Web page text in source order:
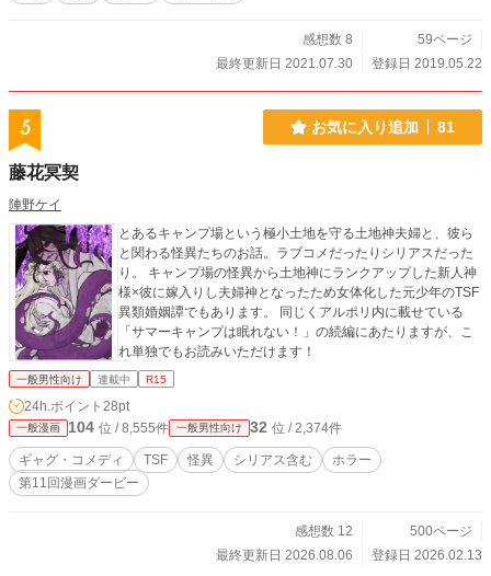
感想数 8
59ページ
最終更新日 2021.07.30
登録日 2019.05.22
5 お気に入り追加 81
藤花冥契
陣野ケイ
とあるキャンプ場という極小土地を守る土地神夫婦と、彼ら
と関わる怪異たちのお話。ラブコメだったりシリアスだった
り。 キャンプ場の怪異から土地神にランクアップした新人神
様×彼に嫁入りし夫婦神となったため女体化した元少年のTSF
異類婚姻譚でもあります。 同じくアルポリ内に載せている
「サマーキャンプは眠れない！」の続編にあたりますが、こ
れ単独でもお読みいただけます！
一般男性向け 連載中 R15
24h.ポイント 28pt
一般漫画 104 位 / 8,555件 一般男性向け 32 位 / 2,374件
ギャグ・コメディ TSF 怪異 シリアス含む
ホラー
第11回漫画ダービー
感想数 12
500ページ
最終更新日 2026.08.06
登録日 2026.02.13